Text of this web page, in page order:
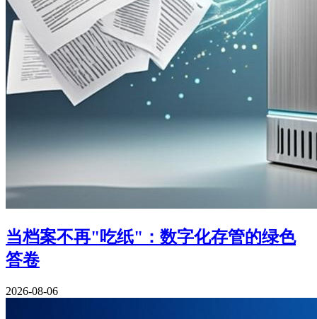
当档案不再"吃纸"：数字化存管的绿色
答卷
2026-08-06